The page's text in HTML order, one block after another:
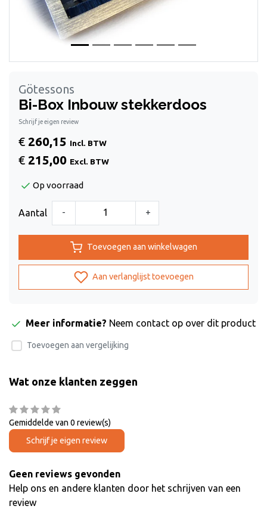
Götessons
Bi-Box Inbouw stekkerdoos
Schrijf je eigen review
€ 260,15 Incl. BTW
€ 215,00 Excl. BTW
Op voorraad
Aantal - +
Toevoegen aan winkelwagen
Aan verlanglijst toevoegen
Meer informatie? Neem contact op over dit product
Toevoegen aan vergelijking
Wat onze klanten zeggen
Gemiddelde van 0 review(s)
Schrijf je eigen review
Geen reviews gevonden
Help ons en andere klanten door het schrijven van een
review